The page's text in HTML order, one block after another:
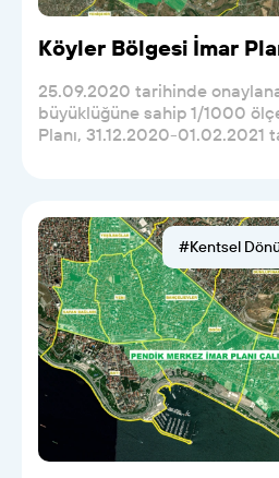
Köyler Bölgesi İmar
25.09.2020 tarihinde
büyüklüğüne sahip 1/1000
Planı, 31.12.2020-01.02.2021
#Kentsel